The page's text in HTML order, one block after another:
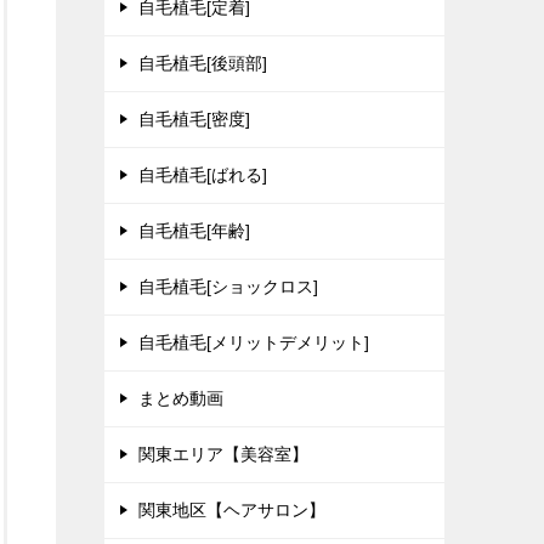
自毛植毛[定着]
自毛植毛[後頭部]
自毛植毛[密度]
自毛植毛[ばれる]
自毛植毛[年齢]
自毛植毛[ショックロス]
自毛植毛[メリットデメリット]
まとめ動画
関東エリア【美容室】
関東地区【ヘアサロン】